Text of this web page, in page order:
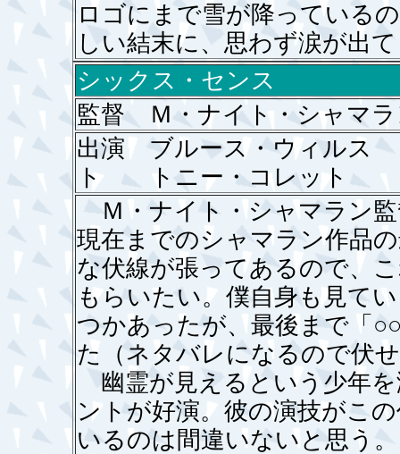
ロゴにまで雪が降っている
しい結末に、思わず涙が出
シックス・センス
監督 Ｍ・ナイト・シャマ
出演 ブルース・ウィルス
ト トニー・コレット
Ｍ・ナイト・シャマラン
現在までのシャマラン作品
な伏線が張ってあるので、
もらいたい。僕自身も見て
つかあったが、最後まで「
た（ネタバレになるので伏
幽霊が見えるという少年
ントが好演。彼の演技がこ
いるのは間違いないと思う。